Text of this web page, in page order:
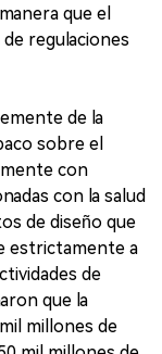
que el
regulaciones
de la
sobre el
con
con la salud
de diseño que
estrictamente a
de
que la
millones de